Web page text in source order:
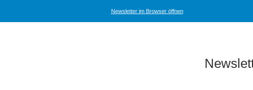
Newsletter im Browser öffnen